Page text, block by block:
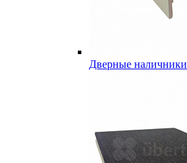
Дверные наличники